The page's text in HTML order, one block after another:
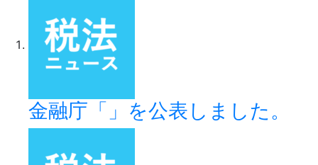
金融庁「」を公表しました。